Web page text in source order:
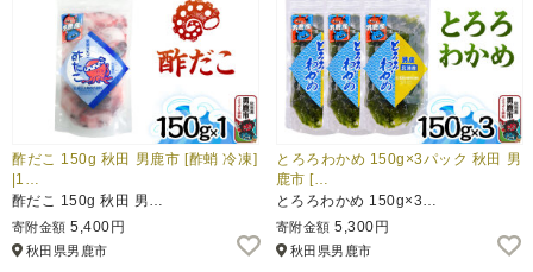
控除額シミュレータ Q&A
酢だこ 150g 秋田 男鹿市 [酢蛸 冷凍]
|1…
酢だこ 150g 秋田 男…
寄附金額 5,400円
秋田県男鹿市
とろろわかめ 150g×3パック 秋田 男
鹿市 […
とろろわかめ 150g×3…
寄附金額 5,300円
秋田県男鹿市